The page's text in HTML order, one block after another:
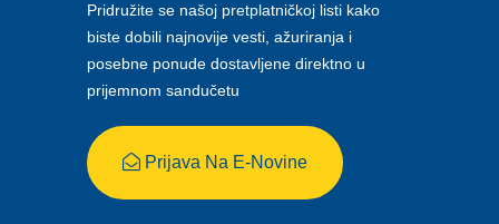
Pridružite se našoj pretplatničkoj listi kako
biste dobili najnovije vesti, ažuriranja i
posebne ponude dostavljene direktno u
prijemnom sandučetu
Prijava Na E-Novine